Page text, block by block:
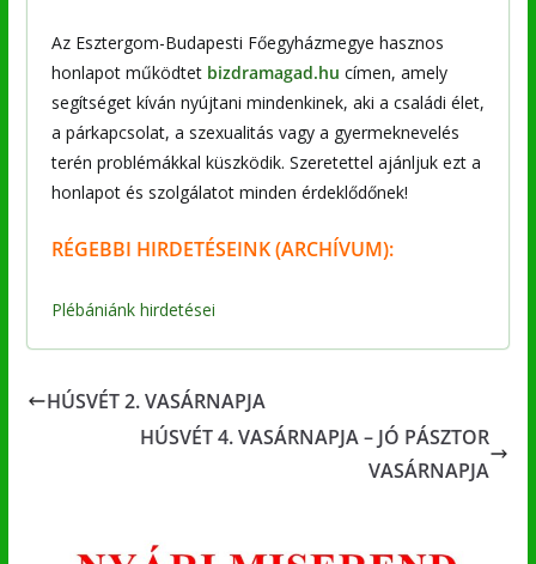
Az Esztergom-Budapesti Főegyházmegye hasznos
honlapot működtet bizdramagad.hu címen, amely
segítséget kíván nyújtani mindenkinek, aki a családi élet,
a párkapcsolat, a szexualitás vagy a gyermeknevelés
terén problémákkal küszködik. Szeretettel ajánljuk ezt a
honlapot és szolgálatot minden érdeklődőnek!
RÉGEBBI HIRDETÉSEINK (ARCHÍVUM):
Plébániánk hirdetései
HÚSVÉT 2. VASÁRNAPJA
HÚSVÉT 4. VASÁRNAPJA – JÓ PÁSZTOR
VASÁRNAPJA